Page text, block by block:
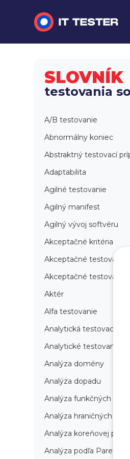
Automatizované
Slovník
SLOVNÍK
testovania
A/B testovanie
Abnormálny koniec
Abstraktný testovací
Adaptabilita
Agilné testovanie
Agilný manifest
Agilný vývoj softvéru
Akceptačné kritéria
Akceptačné testovanie
Akceptačné testovanie
Aktér
Alfa testovanie
Analytická testovacia
Analytické testovanie
Analýza domény
Analýza dopadu
Analýza funkčných
Analýza hraničných
Analýza koreňovej príčiny
Analýza podľa